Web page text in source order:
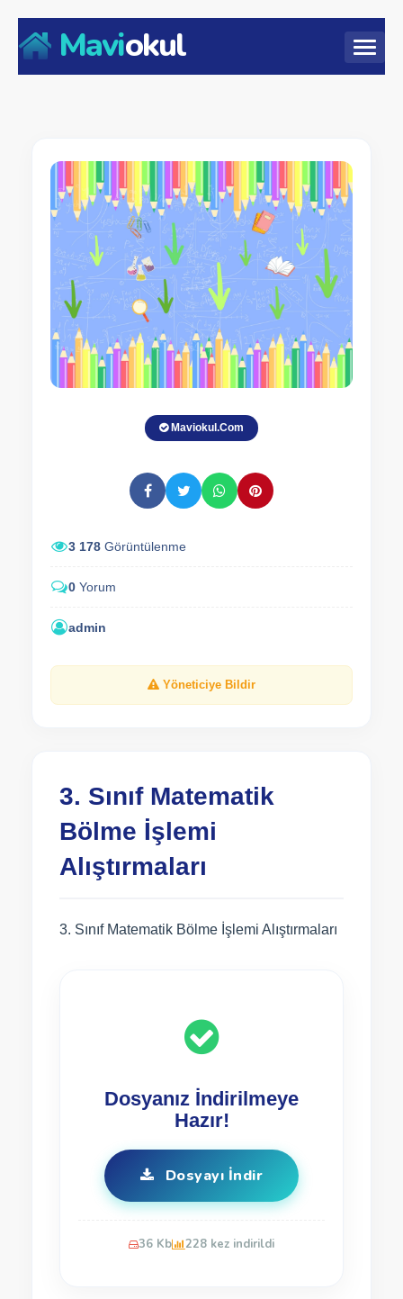
Maviokul
Maviokul.Com
3 178 Görüntülenme
0 Yorum
admin
Yöneticiye Bildir
3. Sınıf Matematik
Bölme İşlemi
Alıştırmaları
3. Sınıf Matematik Bölme İşlemi Alıştırmaları
Dosyanız İndirilmeye
Hazır!
Dosyayı İndir
36 Kb 228 kez indirildi